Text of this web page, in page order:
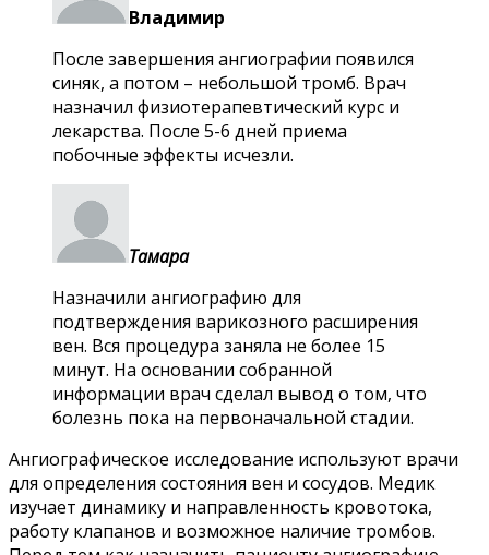
Владимир
После завершения ангиографии появился
синяк, а потом – небольшой тромб. Врач
назначил физиотерапевтический курс и
лекарства. После 5-6 дней приема
побочные эффекты исчезли.
Тамара
Назначили ангиографию для
подтверждения варикозного расширения
вен. Вся процедура заняла не более 15
минут. На основании собранной
информации врач сделал вывод о том, что
болезнь пока на первоначальной стадии.
Ангиографическое исследование используют врачи
для определения состояния вен и сосудов. Медик
изучает динамику и направленность кровотока,
работу клапанов и возможное наличие тромбов.